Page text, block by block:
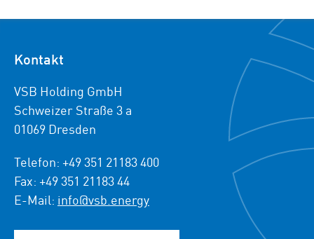
Kontakt
VSB Holding GmbH
Schweizer Straße 3 a
01069 Dresden
Telefon: +49 351 21183 400
Fax: +49 351 21183 44
E-Mail: info@vsb.energy